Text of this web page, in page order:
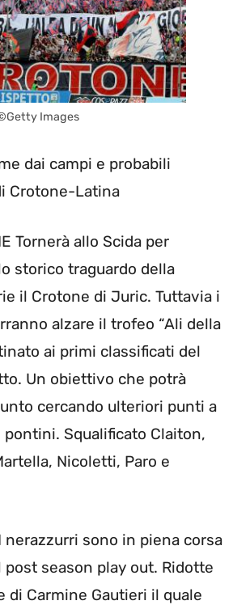
Images
dai campi e probabili
Crotone-Latina
Tornerà allo Scida per
storico traguardo della
il Crotone di Juric. Tuttavia i
alzare il trofeo “Ali della
ai primi classificati del
Un obiettivo che potrà
cercando ulteriori punti a
Squalificato Claiton,
Nicoletti, Paro e
nerazzurri sono in piena corsa
season play out. Ridotte
di Carmine Gautieri il quale